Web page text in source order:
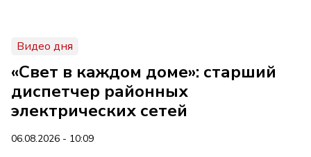
Видео дня
«Свет в каждом доме»: старший
диспетчер районных
электрических сетей
06.08.2026 - 10:09